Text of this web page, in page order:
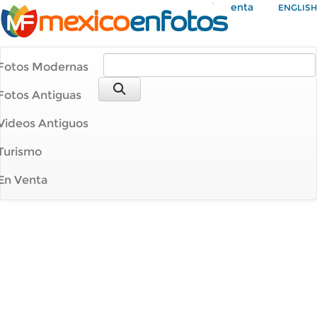
Mi Cuenta ENGLISH
Modernas
Antiguas
Antiguos
Venta